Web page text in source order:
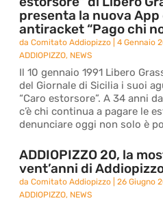
presenta la nuova
antiracket “Pago chi
daComitato Addiopizzo |4 Gennaio
ADDIOPIZZO, NEWS
Il 10 gennaio 1991 Libero
del Giornale di Sicilia i suoi
“Caro estorsore”. A 34 anni
c’è chi continua a pagare le
denunciare oggi non solo è
ADDIOPIZZO 20, la
vent’anni di
daComitato Addiopizzo |26 Giugno
ADDIOPIZZO, NEWS